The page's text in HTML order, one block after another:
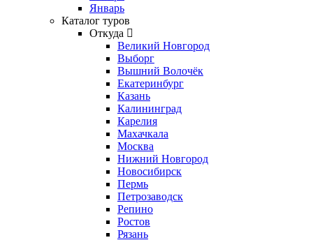
Январь
Каталог туров
Откуда
Великий Новгород
Выборг
Вышний Волочёк
Екатеринбург
Казань
Калининград
Карелия
Махачкала
Москва
Нижний Новгород
Новосибирск
Пермь
Петрозаводск
Репино
Ростов
Рязань